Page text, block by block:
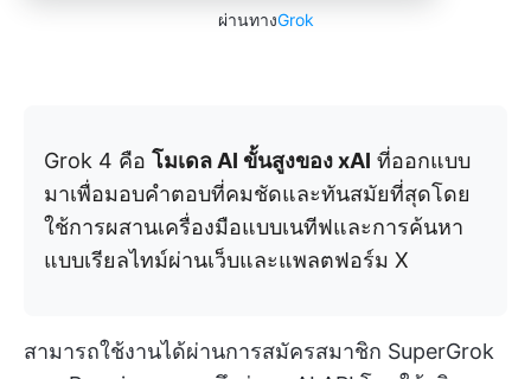
ผ่านทางGrok
Grok 4 คือ โมเดล AI ขั้นสูงของ xAI ที่ออกแบบ
มาเพื่อมอบคำตอบที่คมชัดและทันสมัยที่สุดโดย
ใช้การผสานเครื่องมือแบบเนทีฟและการค้นหา
แบบเรียลไทม์ผ่านเว็บและแพลตฟอร์ม X
สามารถใช้งานได้ผ่านการสมัครสมาชิก SuperGrok